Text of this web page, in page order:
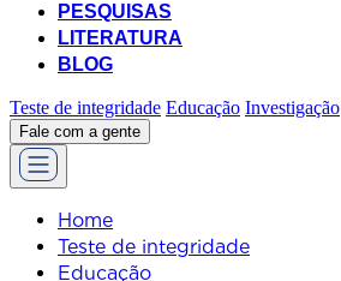
PESQUISAS
LITERATURA
BLOG
Teste de integridade Educação Investigação
Fale com a gente
Home
Teste de integridade
Educação